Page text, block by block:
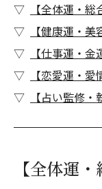
【全体運・
【健康運・
【仕事運・
【恋愛運・
【占い監修
【全体運